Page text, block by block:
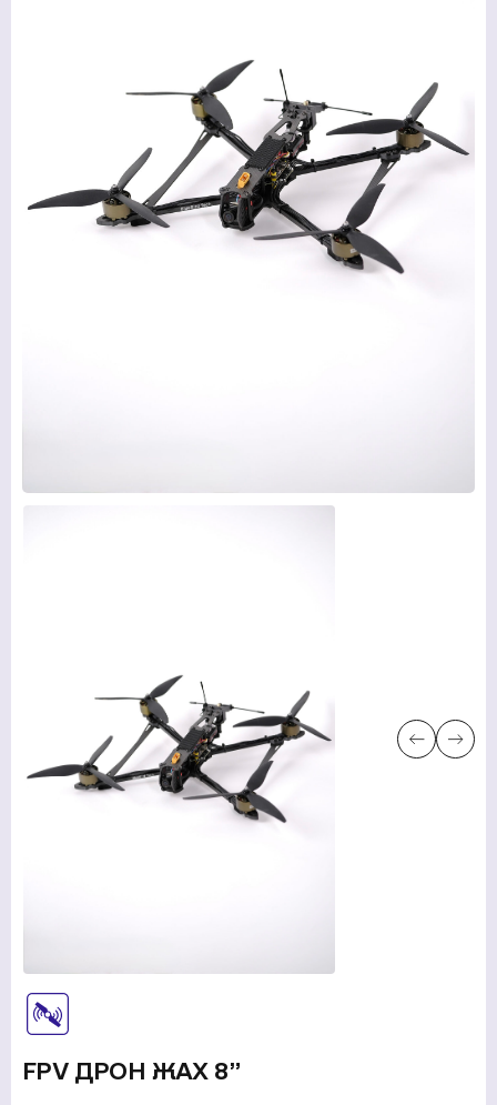
УСЛУГИ
КОМПАНИИ
О НАС
КОНТАКТЫ
FPV ДРОН ЖАХ 8”